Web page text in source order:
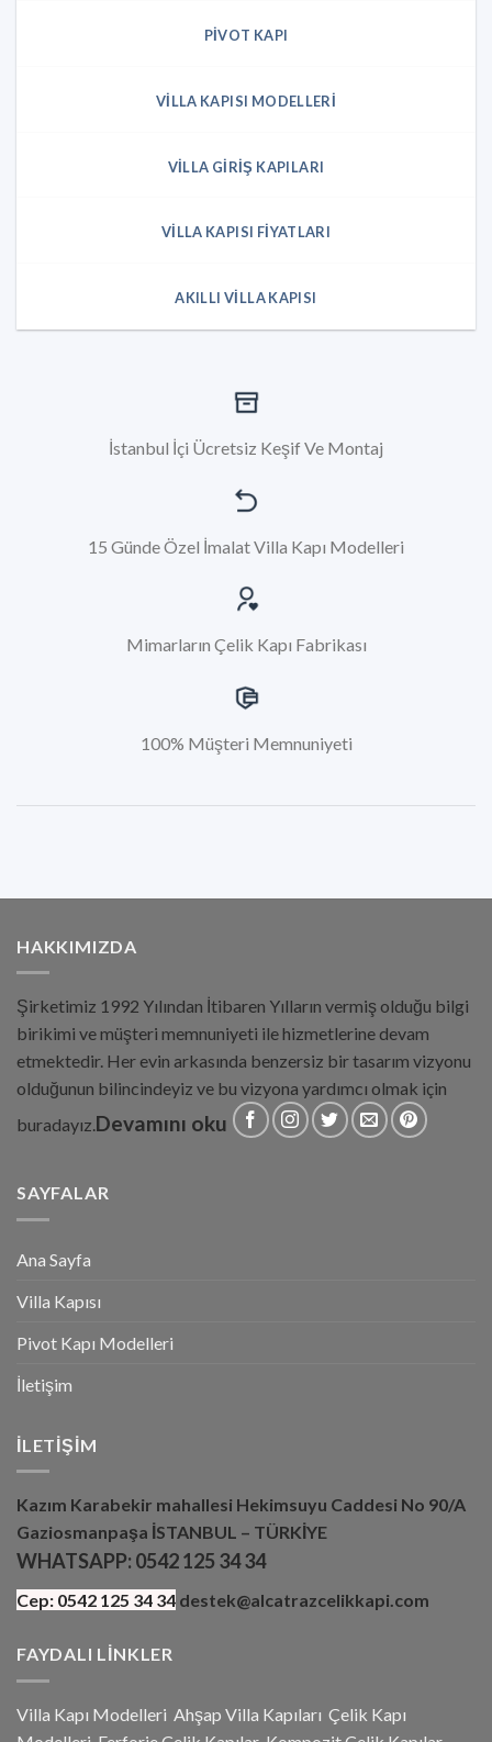
PIVOT KAPI
VILLA KAPISI MODELLERI
VILLA GIRIŞ KAPILARI
VILLA KAPISI FIYATLARI
AKILLI VILLA KAPISI
İstanbul İçi Ücretsiz Keşif Ve Montaj
15 Günde Özel İmalat Villa Kapı Modelleri
Mimarların Çelik Kapı Fabrikası
100% Müşteri Memnuniyeti
HAKKIMIZDA
Şirketimiz 1992 Yılından İtibaren Yılların vermiş olduğu bilgi
birikimi ve müşteri memnuniyeti ile hizmetlerine devam
etmektedir. Her evin arkasında benzersiz bir tasarım vizyonu
olduğunun bilincindeyiz ve bu vizyona yardımcı olmak için
buradayız.Devamını oku
SAYFALAR
Ana Sayfa
Villa Kapısı
Pivot Kapı Modelleri
İletişim
İLETIŞIM
Kazım Karabekir mahallesi Hekimsuyu Caddesi No 90/A
Gaziosmanpaşa İSTANBUL – TÜRKİYE
WHATSAPP: 0542 125 34 34
Cep: 0542 125 34 34 destek@alcatrazcelikkapi.com
FAYDALI LINKLER
Villa Kapı Modelleri Ahşap Villa Kapıları Çelik Kapı